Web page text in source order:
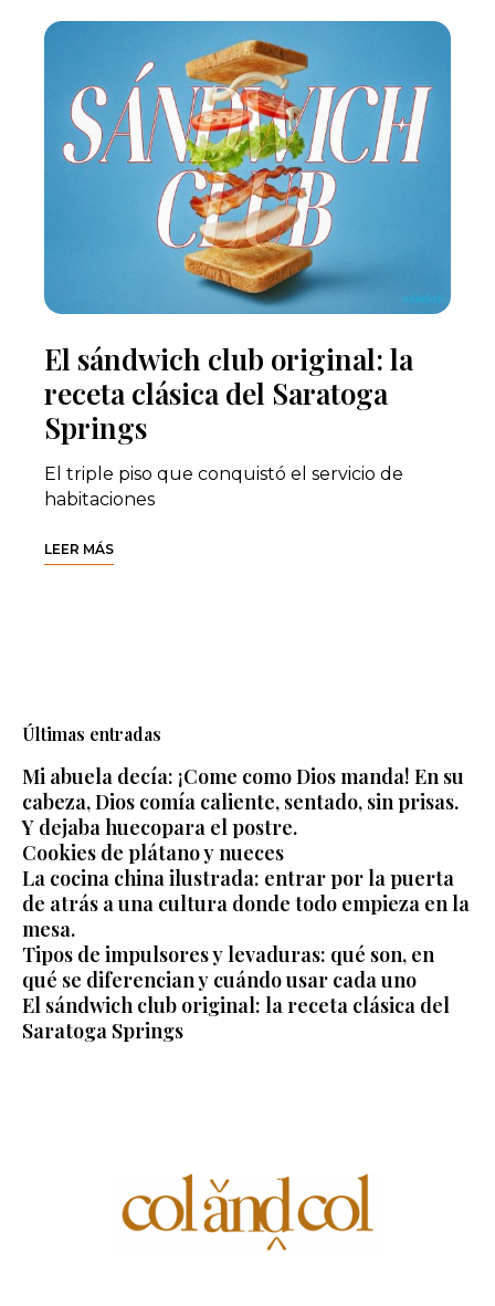
El sándwich club original: la
receta clásica del Saratoga
Springs
El triple piso que conquistó el servicio de
habitaciones
LEER MÁS
Últimas entradas
Mi abuela decía: ¡Come como Dios manda! En su
cabeza, Dios comía caliente, sentado, sin prisas.
Y dejaba huecopara el postre.
Cookies de plátano y nueces
La cocina china ilustrada: entrar por la puerta
de atrás a una cultura donde todo empieza en la
mesa.
Tipos de impulsores y levaduras: qué son, en
qué se diferencian y cuándo usar cada uno
El sándwich club original: la receta clásica del
Saratoga Springs